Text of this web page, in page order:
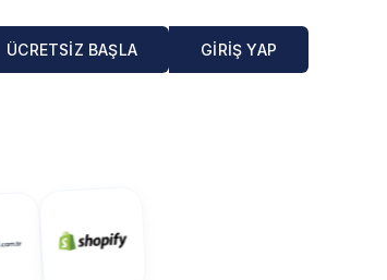
ÜCRETSİZ BAŞLA GİRİŞ YAP